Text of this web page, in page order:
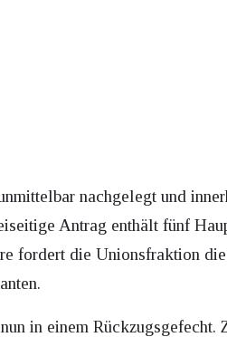
nachgelegt und
Antrag enthält fünf
fordert die Unionsfraktion
in einem